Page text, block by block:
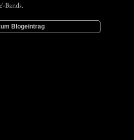
Bands.
Blogeintrag